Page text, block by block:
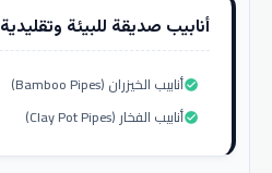
أنابيب صديقة للبيئة وتقليدية
أنابيب الخيزران (Bamboo Pipes)check_circle
أنابيب الفخار (Clay Pot Pipes)check_circle